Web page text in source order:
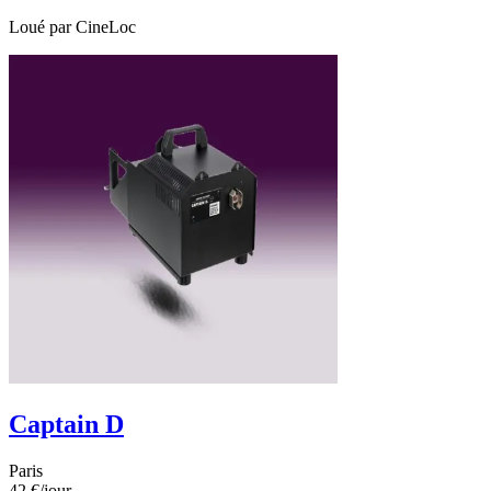
Loué parCineLoc
Captain D
Paris